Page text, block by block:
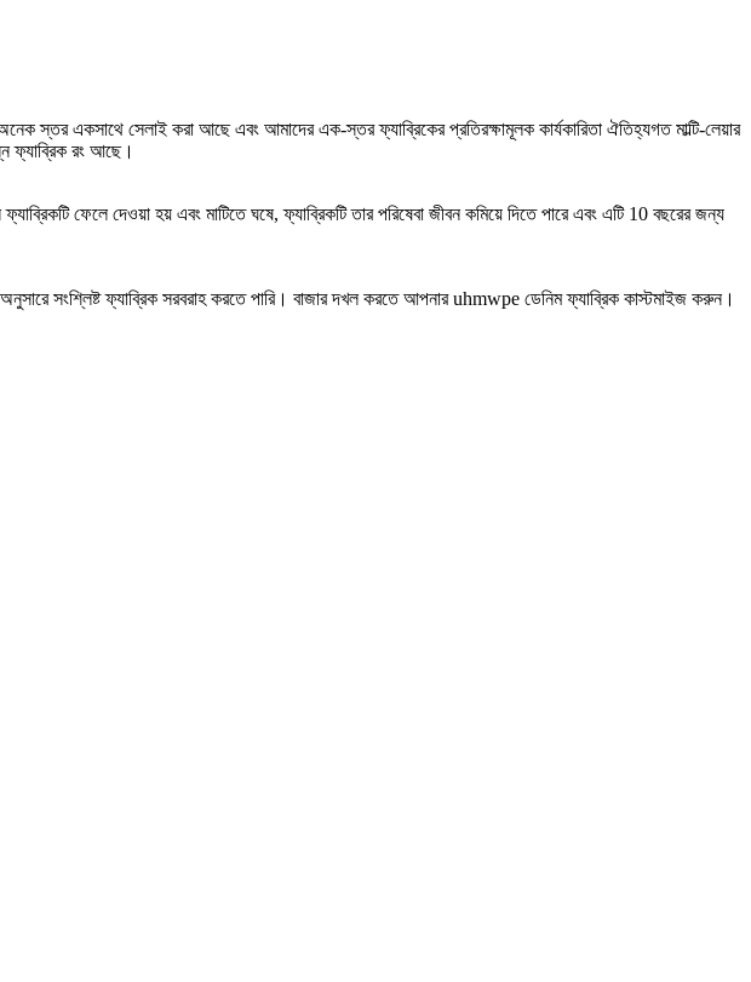
স্তর একসাথে সেলাই করা আছে এবং আমাদের এক-স্তর ফ্যাব্রিকের প্রতিরক্ষামূলক কার্যকারিতা ঐতিহ্যগত মাল্টি-লেয়ার
ফ্যাব্রিক রং আছে।
ফেলে দেওয়া হয় এবং মাটিতে ঘষে, ফ্যাব্রিকটি তার পরিষেবা জীবন কমিয়ে দিতে পারে এবং এটি 10 ​​বছরের জন্য
সংশ্লিষ্ট ফ্যাব্রিক সরবরাহ করতে পারি। বাজার দখল করতে আপনার uhmwpe ডেনিম ফ্যাব্রিক কাস্টমাইজ করুন।